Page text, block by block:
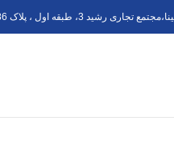
رشید 3، طبقه اول ، پلاک 6